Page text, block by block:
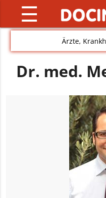
☰
Ärzte,
Dr. med.